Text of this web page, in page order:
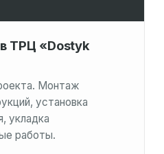
ТРЦ «Dostyk
Монтаж
установка
укладка
работы.